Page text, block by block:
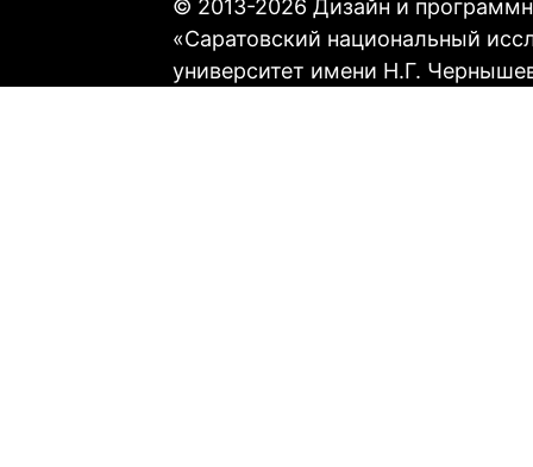
© 2013-2026 Дизайн и
«Саратовский национальный
университет имени Н.Г.